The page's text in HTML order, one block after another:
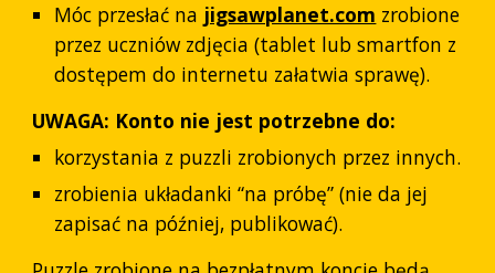
Móc przesłać na jigsawplanet.com zrobione
przez uczniów zdjęcia (tablet lub smartfon z
dostępem do internetu załatwia sprawę).
UWAGA: Konto nie jest potrzebne do:
korzystania z puzzli zrobionych przez innych.
zrobienia układanki “na próbę” (nie da jej
zapisać na później, publikować).